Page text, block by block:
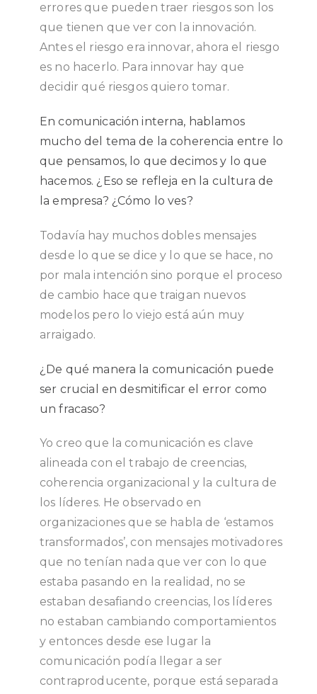
errores que pueden traer riesgos son los
que tienen que ver con la innovación.
Antes el riesgo era innovar, ahora el riesgo
es no hacerlo. Para innovar hay que
decidir qué riesgos quiero tomar.
En comunicación interna, hablamos
mucho del tema de la coherencia entre lo
que pensamos, lo que decimos y lo que
hacemos. ¿Eso se refleja en la cultura de
la empresa? ¿Cómo lo ves?
Todavía hay muchos dobles mensajes
desde lo que se dice y lo que se hace, no
por mala intención sino porque el proceso
de cambio hace que traigan nuevos
modelos pero lo viejo está aún muy
arraigado.
¿De qué manera la comunicación puede
ser crucial en desmitificar el error como
un fracaso?
Yo creo que la comunicación es clave
alineada con el trabajo de creencias,
coherencia organizacional y la cultura de
los líderes. He observado en
organizaciones que se habla de ‘estamos
transformados’, con mensajes motivadores
que no tenían nada que ver con lo que
estaba pasando en la realidad, no se
estaban desafiando creencias, los líderes
no estaban cambiando comportamientos
y entonces desde ese lugar la
comunicación podía llegar a ser
contraproducente, porque está separada